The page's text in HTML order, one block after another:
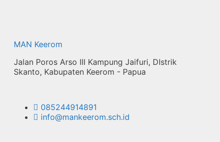
MAN Keerom
Jalan Poros Arso III Kampung Jaifuri, DIstrik
Skanto, Kabupaten Keerom - Papua
085244914891
info@mankeerom.sch.id